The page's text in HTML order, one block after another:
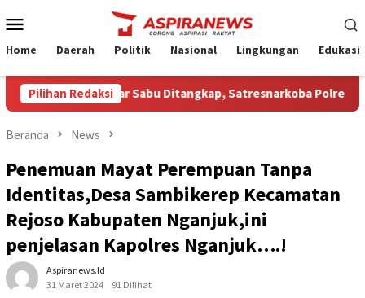
ke
Mobile
Home Daerah Politik Nasional Lingkungan Edukasi
Pilihan Redaksi
Pengedar Sabu Ditangkap, Satresnarkoba Polres Nganjuk
Beranda News
Penemuan Mayat Perempuan Tanpa
Identitas,Desa Sambikerep Kecamatan
Rejoso Kabupaten Nganjuk,ini
penjelasan Kapolres Nganjuk….!
Aspiranews.id
31 Maret 2024
91 Dilihat